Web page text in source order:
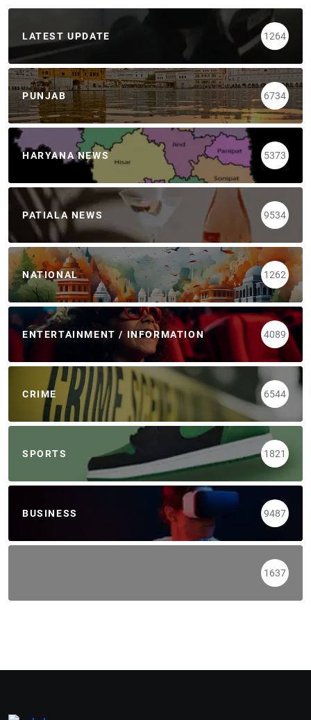
LATEST UPDATE 1264
PUNJAB 6734
HARYANA NEWS 5373
PATIALA NEWS 9534
NATIONAL 1262
ENTERTAINMENT / INFORMATION 4089
CRIME 6544
SPORTS 1821
BUSINESS 9487
1637